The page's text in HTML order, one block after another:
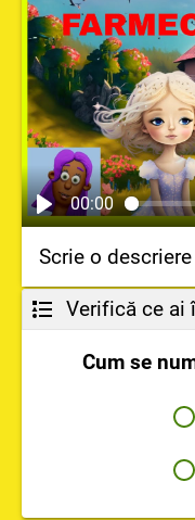
00:00
Scrie o
Verifică ce ai
Cum se